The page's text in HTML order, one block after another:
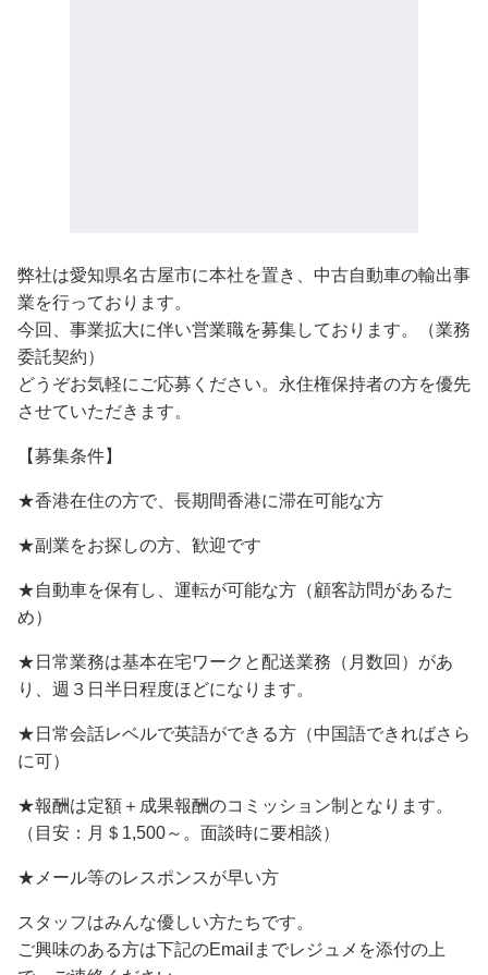
弊社は愛知県名古屋市に本社を置き、中古自動車の輸出事
業を行っております。
今回、事業拡大に伴い営業職を募集しております。（業務
委託契約）
どうぞお気軽にご応募ください。永住権保持者の方を優先
させていただきます。
【募集条件】
★香港在住の方で、長期間香港に滞在可能な方
★副業をお探しの方、歓迎です
★自動車を保有し、運転が可能な方（顧客訪問があるた
め）
★日常業務は基本在宅ワークと配送業務（月数回）があ
り、週３日半日程度ほどになります。
★日常会話レベルで英語ができる方（中国語できればさら
に可）
★報酬は定額＋成果報酬のコミッション制となります。
（目安：月＄1,500～。面談時に要相談）
★メール等のレスポンスが早い方
スタッフはみんな優しい方たちです。
ご興味のある方は下記のEmailまでレジュメを添付の上